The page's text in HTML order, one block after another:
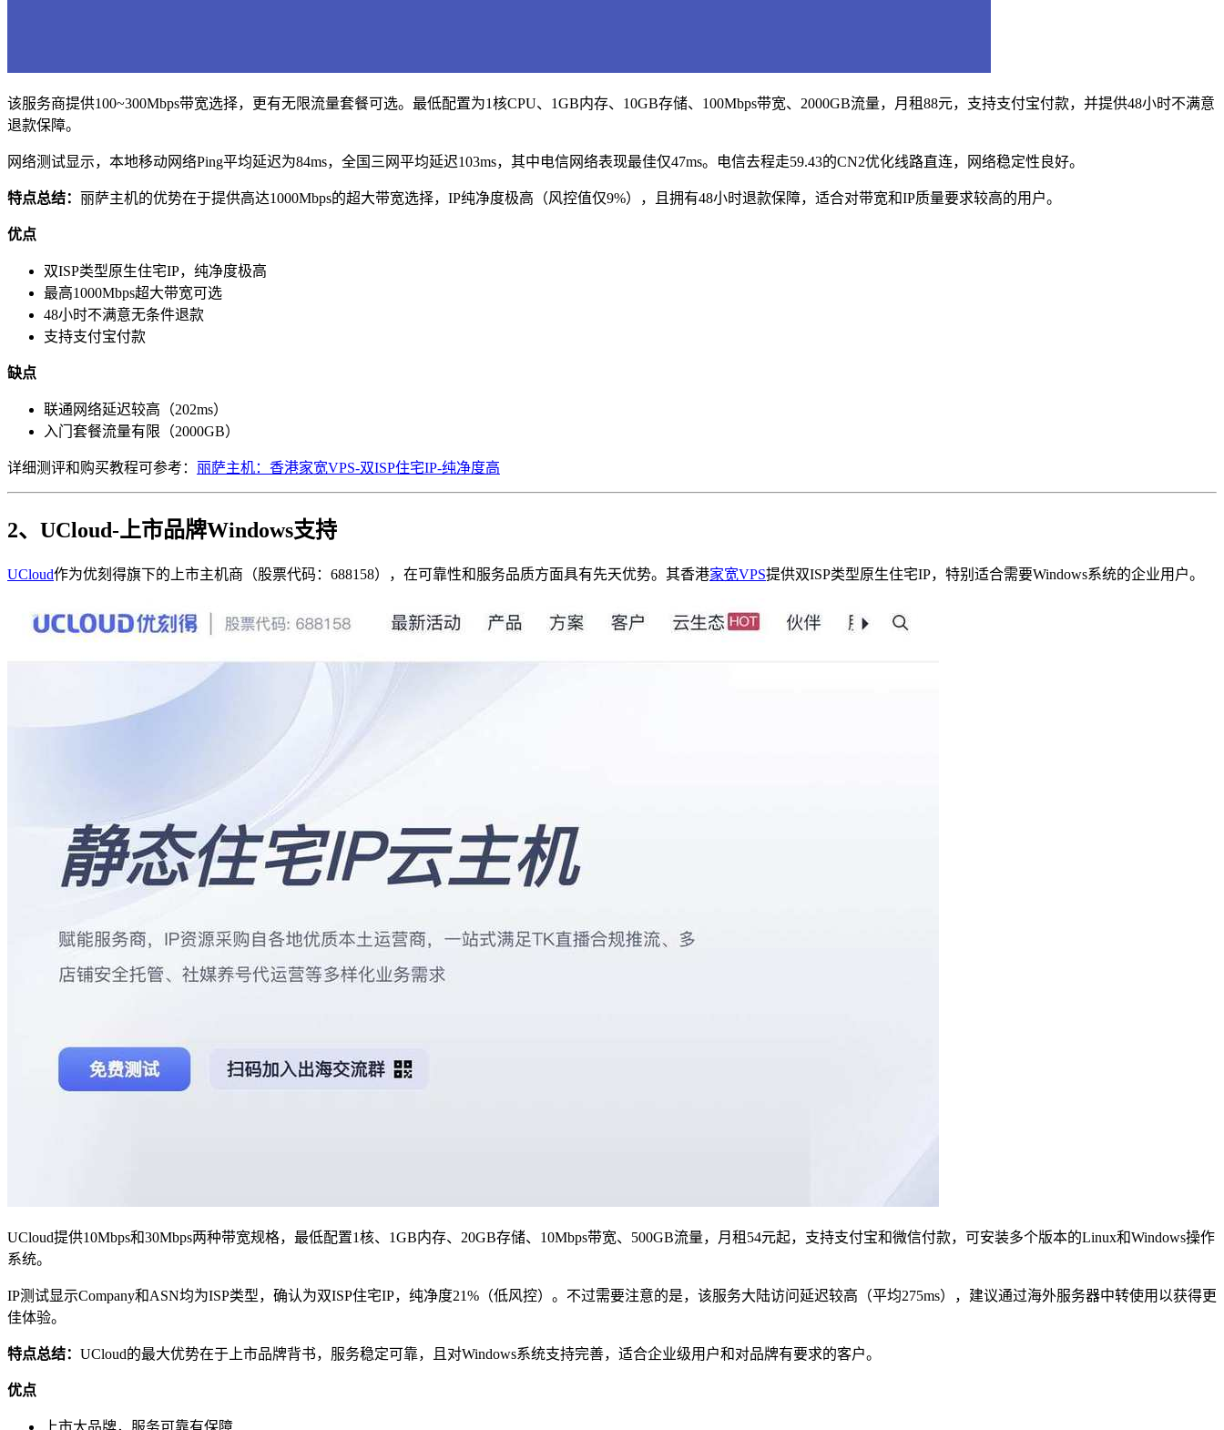
该服务商提供100~300Mbps带宽选择，更有无限流量套餐可选。最低配置为1核CPU、1GB内存、10GB存储、100Mbps带宽、2000GB流量，月租88元，支持支付宝付款，并提供48小时不满意
退款保障。
网络测试显示，本地移动网络Ping平均延迟为84ms，全国三网平均延迟103ms，其中电信网络表现最佳仅47ms。电信去程走59.43的CN2优化线路直连，网络稳定性良好。
特点总结： 丽萨主机的优势在于提供高达1000Mbps的超大带宽选择，IP纯净度极高（风控值仅9%），且拥有48小时退款保障，适合对带宽和IP质量要求较高的用户。
优点
双ISP类型原生住宅IP，纯净度极高
最高1000Mbps超大带宽可选
48小时不满意无条件退款
支持支付宝付款
缺点
联通网络延迟较高（202ms）
入门套餐流量有限（2000GB）
详细测评和购买教程可参考： 丽萨主机：香港家宽VPS-双ISP住宅IP-纯净度高
2、UCloud-上市品牌Windows支持
UCloud作为优刻得旗下的上市主机商（股票代码：688158），在可靠性和服务品质方面具有先天优势。其香港家宽VPS提供双ISP类型原生住宅IP，特别适合需要Windows系统的企业用户。
UCloud提供10Mbps和30Mbps两种带宽规格，最低配置1核、1GB内存、20GB存储、10Mbps带宽、500GB流量，月租54元起，支持支付宝和微信付款，可安装多个版本的Linux和Windows操作
系统。
IP测试显示Company和ASN均为ISP类型，确认为双ISP住宅IP，纯净度21%（低风控）。不过需要注意的是，该服务大陆访问延迟较高（平均275ms），建议通过海外服务器中转使用以获得更
佳体验。
特点总结： UCloud的最大优势在于上市品牌背书，服务稳定可靠，且对Windows系统支持完善，适合企业级用户和对品牌有要求的客户。
优点
上市大品牌，服务可靠有保障